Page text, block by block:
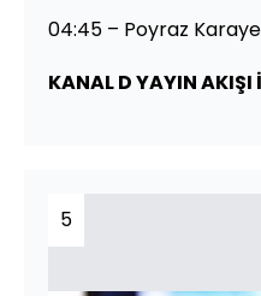
04:45 – Poyraz
KANAL D YAYIN
5